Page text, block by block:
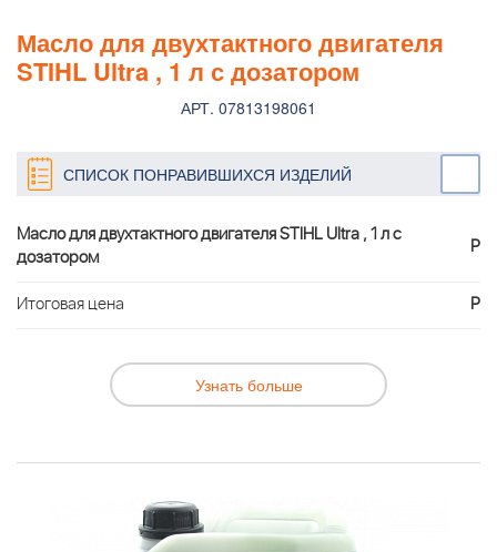
Масло для двухтактного двигателя
STIHL Ultra , 1 л с дозатором
АРТ. 07813198061
СПИСОК ПОНРАВИВШИХСЯ ИЗДЕЛИЙ
Масло для двухтактного двигателя STIHL Ultra , 1 л с
дозатором
Р
Итоговая цена Р
Узнать больше